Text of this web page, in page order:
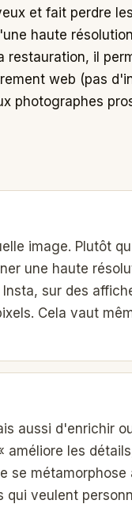
et fait perdre
haute
restauration, il
web (pas
photographes
image. Plutôt
une haute
sur des
Cela vaut
aussi d'enrichir
les
se métamorphose
veulent